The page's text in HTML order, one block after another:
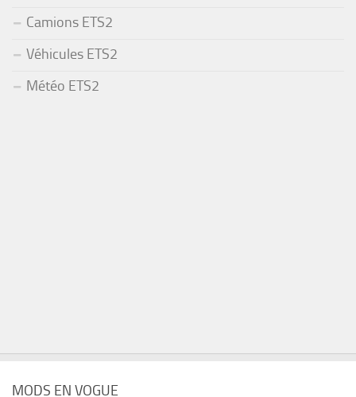
Camions ETS2
Véhicules ETS2
Météo ETS2
MODS EN VOGUE